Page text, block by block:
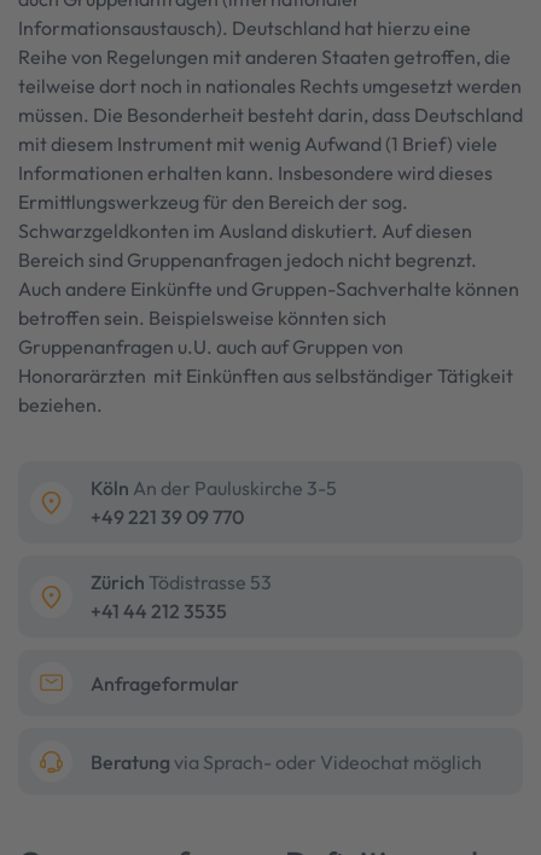
Informationsaustausch). Deutschland hat hierzu eine
Reihe von Regelungen mit anderen Staaten getroffen, die
teilweise dort noch in nationales Rechts umgesetzt werden
müssen. Die Besonderheit besteht darin, dass Deutschland
mit diesem Instrument mit wenig Aufwand (1 Brief) viele
Informationen erhalten kann. Insbesondere wird dieses
Ermittlungswerkzeug für den Bereich der sog.
Schwarzgeldkonten im Ausland diskutiert. Auf diesen
Bereich sind Gruppenanfragen jedoch nicht begrenzt.
Auch andere Einkünfte und Gruppen-Sachverhalte können
betroffen sein. Beispielsweise könnten sich
Gruppenanfragen u.U. auch auf Gruppen von
Honorarärzten mit Einkünften aus selbständiger Tätigkeit
beziehen.
Köln An der Pauluskirche 3-5
+49 221 39 09 770
Zürich Tödistrasse 53
+41 44 212 3535
Anfrageformular
Beratung via Sprach- oder Videochat möglich